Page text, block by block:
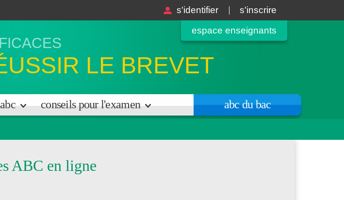
s'identifier
s'inscrire
espace enseignants
LE BREVET
conseils pour l'examen abc du bac
ABC en ligne